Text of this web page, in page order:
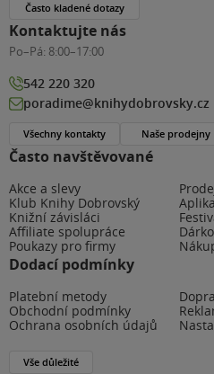
Často navštěvované
Akce a slevy
Klub Knihy Dobrovský
Knižní závisláci
Affiliate spolupráce
Poukazy pro firmy
Dodací podmínky
Platební metody
Obchodní podmínky
Ochrana osobních údajů
Vše důležité
Často kladené dotazy
Kontaktujte nás
Po–Pá: 8:00–17:00
542 220 320
poradime@knihydobrovsky.cz
Všechny kontakty Naše prodejny